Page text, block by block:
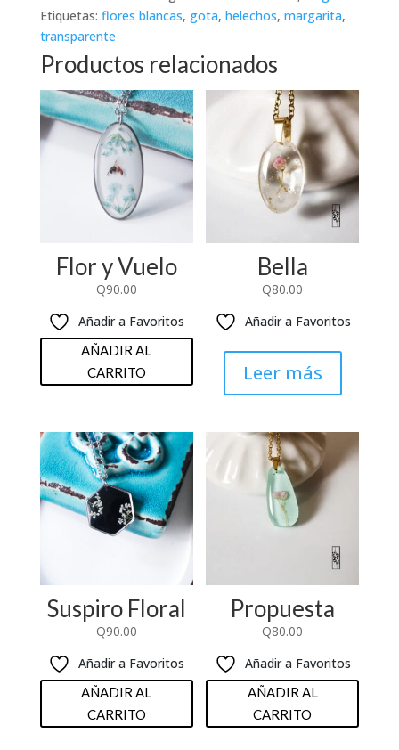
Etiquetas: flores blancas, gota, helechos, margarita,
transparente
Productos relacionados
Flor y Vuelo
Q90.00
Añadir a Favoritos
AÑADIR AL
CARRITO
Bella
Q80.00
Añadir a Favoritos
Leer más
Suspiro Floral
Q90.00
Añadir a Favoritos
AÑADIR AL
CARRITO
Propuesta
Q80.00
Añadir a Favoritos
AÑADIR AL
CARRITO